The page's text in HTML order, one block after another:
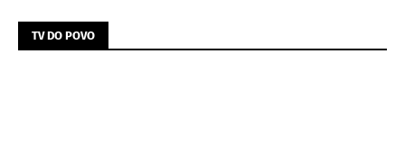
TV DO POVO